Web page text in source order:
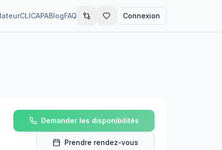
CLICAPABlogFAQ Connexion
Demander les disponibilités
Prendre rendez-vous